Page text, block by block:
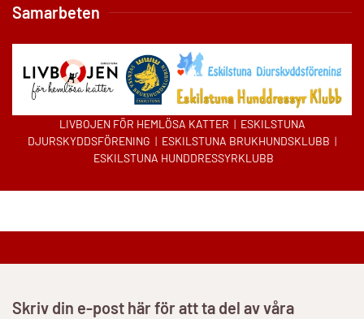
Samarbeten
LIVBOJEN FÖR HEMLÖSA KATTER | ESKILSTUNA
DJURSKYDDSFÖRENING | ESKILSTUNA BRUKHUNDSKLUBB |
ESKILSTUNA HUNDDRESSYRKLUBB
Skriv din e-post här för att ta del av våra